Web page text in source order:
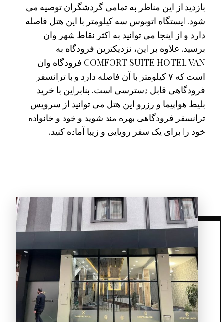
بازدید از این مناظر به تمامی گردشگران توصیه می
شود. ایستگاه اتوبوس سه کیلومتر با این هتل فاصله
دارد و از اینجا می توانید به اکثر نقاط شهر وان
برسید. علاوه بر این، نزدیکترین فرودگاه به
COMFORT SUITE HOTEL VAN فرودگاه وان
است که ۷ کیلومتر با آن فاصله دارد و با ترانسفر
فرودگاهی قابل دسترسی است. بنابراین با خرید
بلیط هواپیما و رزرو این هتل می توانید از سرویس
ترانسفر فرودگاهی بهره مند شوید و خود و خانواده
خود را برای یک سفر رویایی و زیبا آماده کنید.